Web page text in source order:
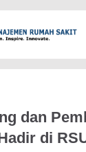
dan
di